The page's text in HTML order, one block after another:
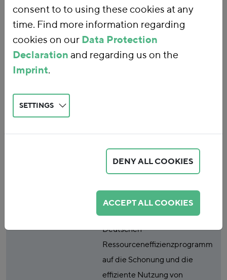
Publicationtitle
Die bergrechtliche
Förderabgabe als
unsere Lebensgrundlagen.
Deutschland hat sich mit dem
Deutschen
Ressourceneffizienzprogramm
auf die Schonung und die
effiziente Nutzung von
consent to to using these cookies at any
time. Find more information regarding
cookies on our Data Protection
Declaration and regarding us on the
Imprint.
SETTINGS
DENY ALL COOKIES
ACCEPT ALL COOKIES